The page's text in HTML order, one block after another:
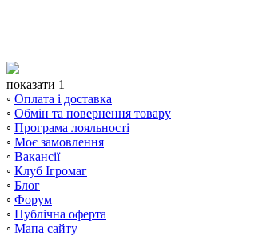
показати 1
◦ Оплата і доставка
◦ Обмін та повернення товару
◦ Програма лояльності
◦ Моє замовлення
◦ Вакансії
◦ Клуб Ігромаг
◦ Блог
◦ Форум
◦ Публічна оферта
◦ Мапа сайту